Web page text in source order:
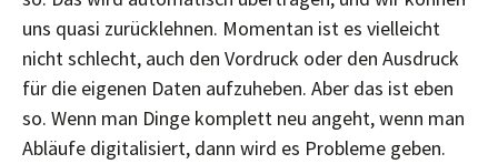
uns quasi zurücklehnen. Momentan ist es vielleicht
nicht schlecht, auch den Vordruck oder den Ausdruck
für die eigenen Daten aufzuheben. Aber das ist eben
so. Wenn man Dinge komplett neu angeht, wenn man
Abläufe digitalisiert, dann wird es Probleme geben.